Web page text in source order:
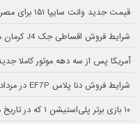
قیمت جدید وانت سایپا ۱۵۱ برای مصرف‌کننده در مرداد ۱۴۰۵ اعلام شد
شرایط فروش اقساطی جک J4 کرمان موتور در مرداد 1405
آمریکا پس از سه دهه موتور کاملا
شرایط فروش دنا پلاس EF7P در مرداد 1405 اعلام شد
۱۰ بازی برتر پلی‌استیشن ۱ که در تاریخ ماندگار شدند